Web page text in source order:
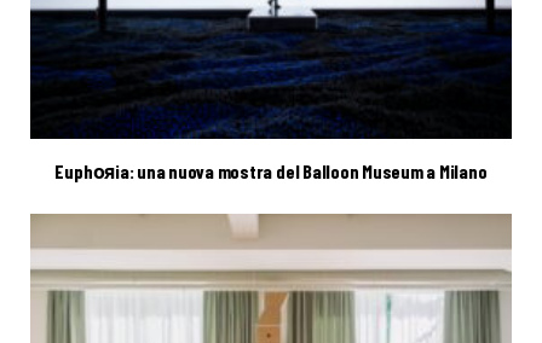
Euphояia: una nuova mostra del Balloon Museum a Milano